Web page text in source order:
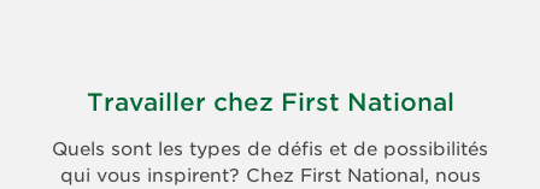
Travailler chez First National
Quels sont les types de défis et de possibilités
qui vous inspirent? Chez First National, nous